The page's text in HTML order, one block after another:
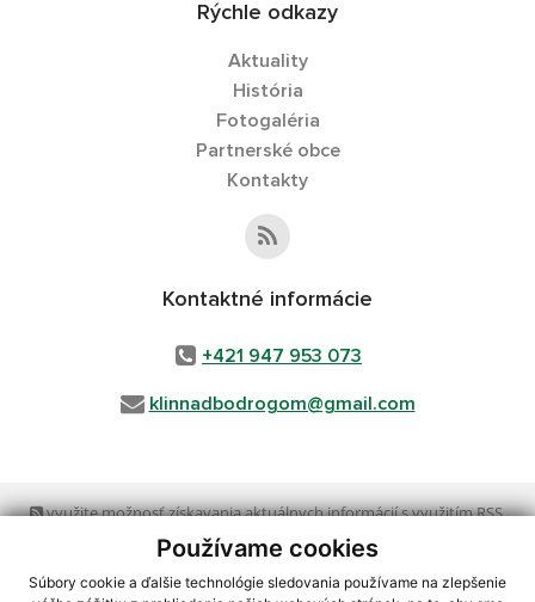
Používame cookies
Súbory cookie a ďalšie technológie sledovania používame na zlepšenie
Rýchle odkazy
Aktuality
História
Fotogaléria
Partnerské obce
Kontakty
Kontaktné informácie
+421 947 953 073
klinnadbodrogom@gmail.com
využite možnosť získavania aktuálnych informácií s využitím RSS,
CMS systém (redakčný) systém ECHELON 2, Mapa stránok
webex.digital, s.r.o.,domény,registrácia domény
spoločnosť webex.digital, s.r.o.,technický prevádzkovateľ